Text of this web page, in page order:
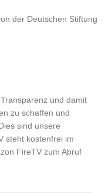
der Deutschen Stiftung
und damit
zu schaffen und
sind unsere
steht kostenfrei im
FireTV zum Abruf